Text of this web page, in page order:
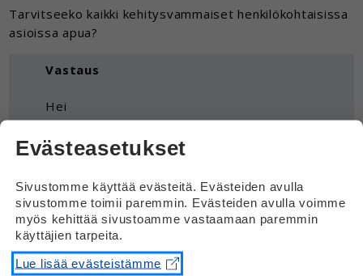
Tarvitseeko kaikki kehitysvammaiset henkilökohtaisissa
asioissa apua?
Vastaus
Hei
Ihan jokainen ihminen tarvitsee toisten
ihmisten tukea ja apua. Kukaan ei pärjää
Jokainen tarvitsee omanlaistaan apua. Joku
tarvitsee apua enemmän, joku toinen
vähemmän.
Evästeasetukset
Sivustomme käyttää evästeitä. Evästeiden avulla
sivustomme toimii paremmin. Evästeiden avulla voimme
myös kehittää sivustoamme vastaamaan paremmin
käyttäjien tarpeita.
Lue lisää evästeistämme